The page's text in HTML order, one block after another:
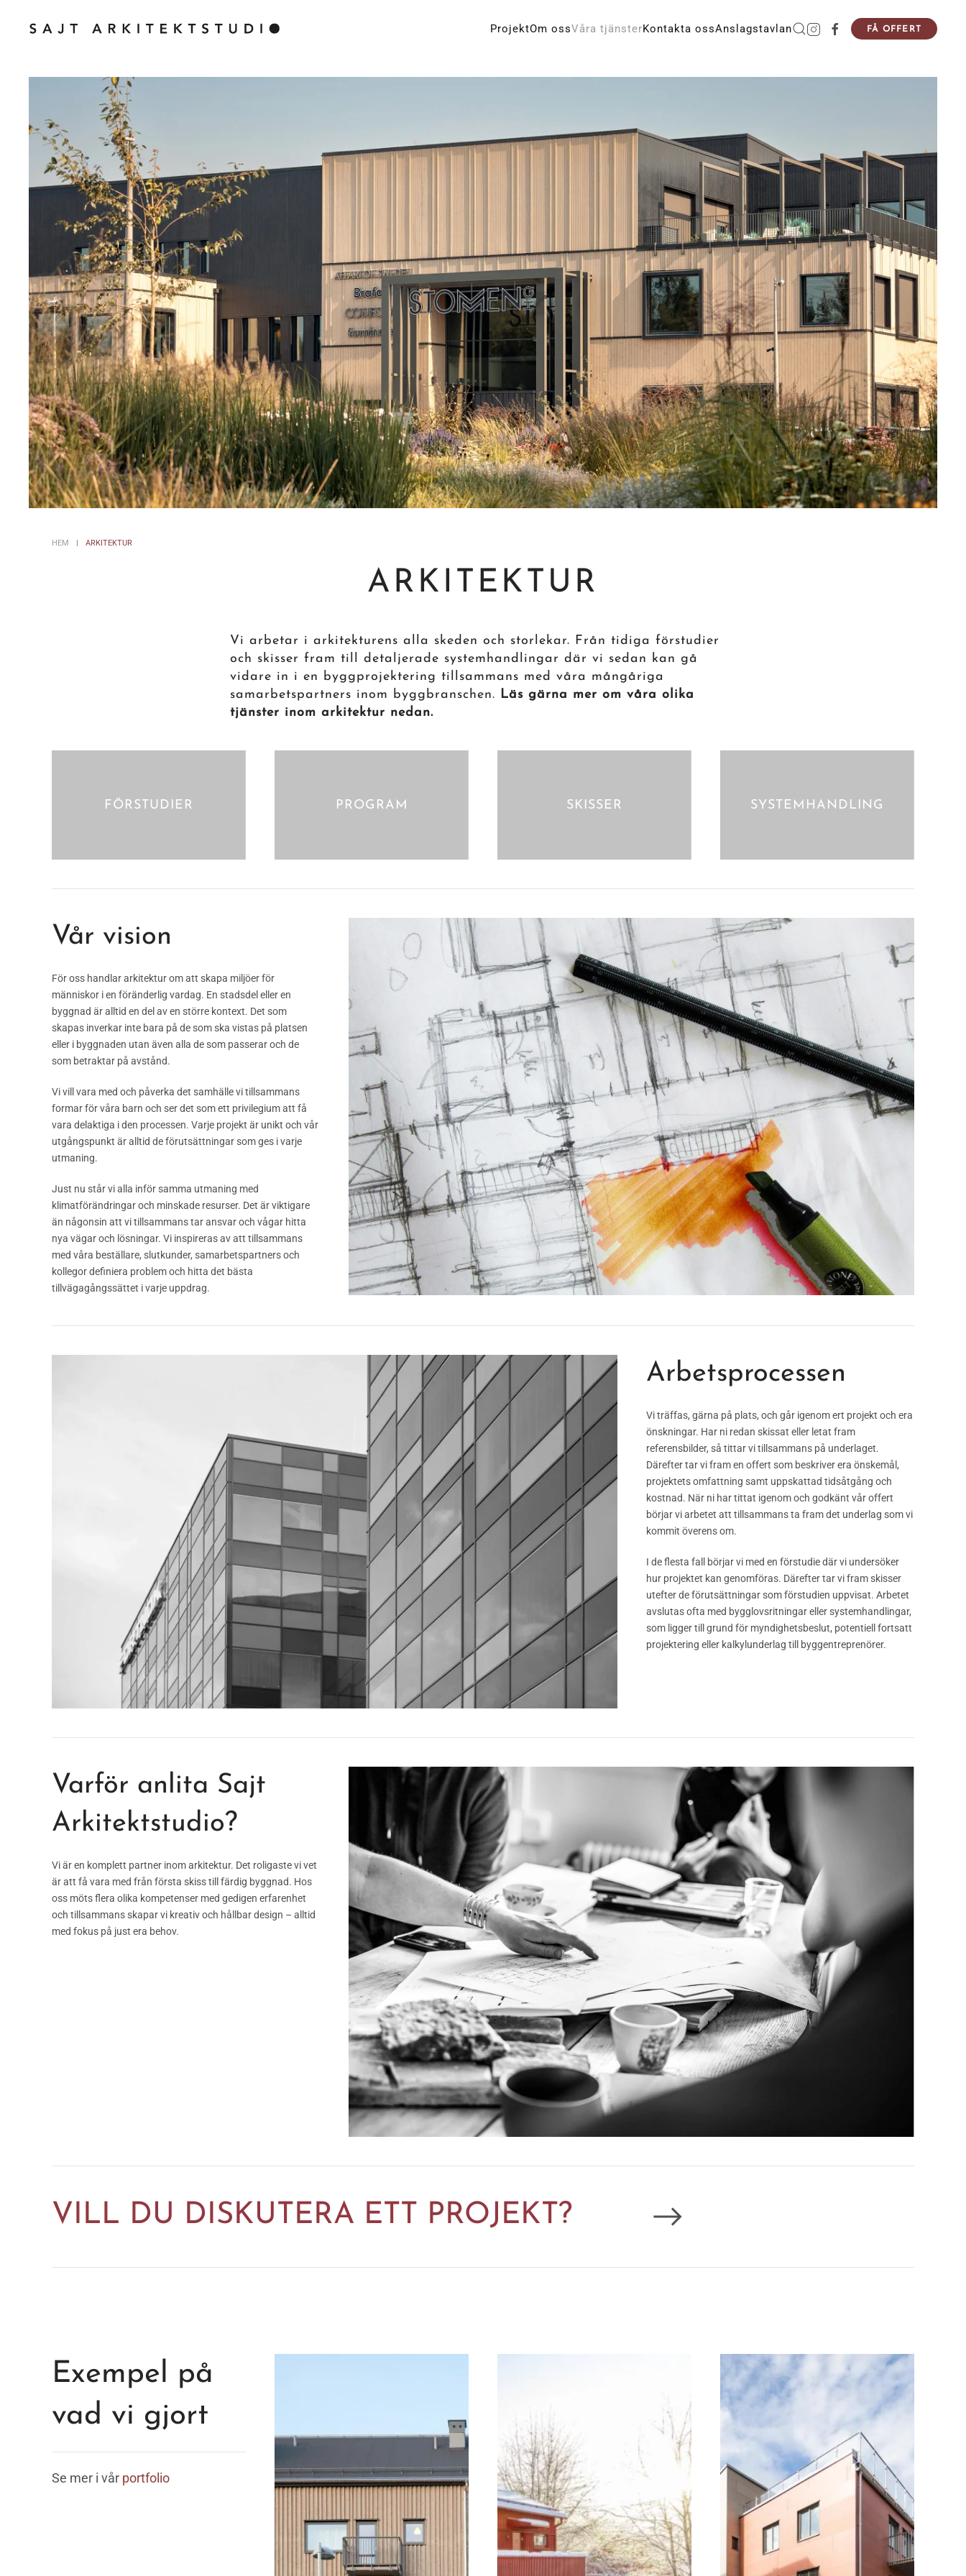
ProjektOm ossVåra tjänsterKontakta ossAnslagstavlan FÅ OFFERT
HEM ARKITEKTUR
ARKITEKTUR
Vi arbetar i arkitekturens alla skeden och storlekar. Från tidiga förstudier
och skisser fram till detaljerade systemhandlingar där vi sedan kan gå
vidare in i en byggprojektering tillsammans med våra mångåriga
samarbetspartners inom byggbranschen. Läs gärna mer om våra olika
tjänster inom arkitektur nedan.
FÖRSTUDIER PROGRAM SKISSER SYSTEMHANDLING
Vår vision
För oss handlar arkitektur om att skapa miljöer för
människor i en föränderlig vardag. En stadsdel eller en
byggnad är alltid en del av en större kontext. Det som
skapas inverkar inte bara på de som ska vistas på platsen
eller i byggnaden utan även alla de som passerar och de
som betraktar på avstånd.
Vi vill vara med och påverka det samhälle vi tillsammans
formar för våra barn och ser det som ett privilegium att få
vara delaktiga i den processen. Varje projekt är unikt och vår
utgångspunkt är alltid de förutsättningar som ges i varje
utmaning.
Just nu står vi alla inför samma utmaning med
klimatförändringar och minskade resurser. Det är viktigare
än någonsin att vi tillsammans tar ansvar och vågar hitta
nya vägar och lösningar. Vi inspireras av att tillsammans
med våra beställare, slutkunder, samarbetspartners och
kollegor definiera problem och hitta det bästa
tillvägagångssättet i varje uppdrag.
Arbetsprocessen
Vi träffas, gärna på plats, och går igenom ert projekt och era
önskningar. Har ni redan skissat eller letat fram
referensbilder, så tittar vi tillsammans på underlaget.
Därefter tar vi fram en offert som beskriver era önskemål,
projektets omfattning samt uppskattad tidsåtgång och
kostnad. När ni har tittat igenom och godkänt vår offert
börjar vi arbetet att tillsammans ta fram det underlag som vi
kommit överens om.
I de flesta fall börjar vi med en förstudie där vi undersöker
hur projektet kan genomföras. Därefter tar vi fram skisser
utefter de förutsättningar som förstudien uppvisat. Arbetet
avslutas ofta med bygglovsritningar eller systemhandlingar,
som ligger till grund för myndighetsbeslut, potentiell fortsatt
projektering eller kalkylunderlag till byggentreprenörer.
Varför anlita Sajt
Arkitektstudio?
Vi är en komplett partner inom arkitektur. Det roligaste vi vet
är att få vara med från första skiss till färdig byggnad. Hos
oss möts flera olika kompetenser med gedigen erfarenhet
och tillsammans skapar vi kreativ och hållbar design – alltid
med fokus på just era behov.
VILL DU DISKUTERA ETT PROJEKT?
Exempel på
vad vi gjort
Se mer i vår portfolio
Flerbostadhus fördelade på fyra
huskroppar i ett av Älmhults
centrala kvarter. Husen är utförda